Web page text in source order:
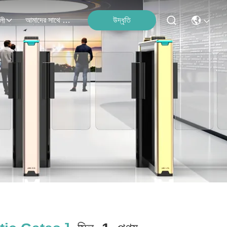
আমাদের সাথে যোগাযোগ উদ্ধৃতি